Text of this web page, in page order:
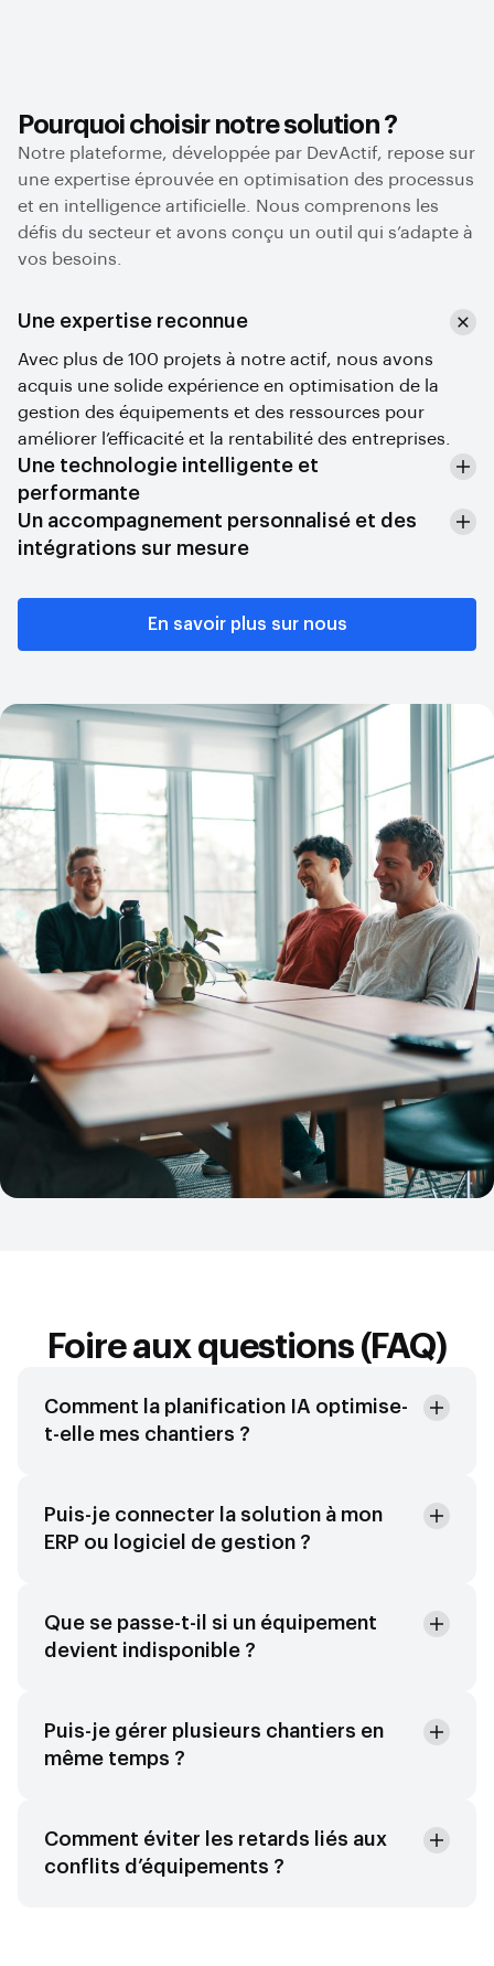
Pourquoi choisir notre solution ?
Notre plateforme, développée par DevActif, repose sur
une expertise éprouvée en optimisation des processus
et en intelligence artificielle. Nous comprenons les
défis du secteur et avons conçu un outil qui s’adapte à
vos besoins.
Une expertise reconnue
Avec plus de 100 projets à notre actif, nous avons
acquis une solide expérience en optimisation de la
gestion des équipements et des ressources pour
améliorer l’efficacité et la rentabilité des entreprises.
Une technologie intelligente et
performante
Un accompagnement personnalisé et des
intégrations sur mesure
En savoir plus sur nous
Foire aux questions (FAQ)
Comment la planification IA optimise-
t-elle mes chantiers ?
Puis-je connecter la solution à mon
ERP ou logiciel de gestion ?
Que se passe-t-il si un équipement
devient indisponible ?
Puis-je gérer plusieurs chantiers en
même temps ?
Comment éviter les retards liés aux
conflits d’équipements ?